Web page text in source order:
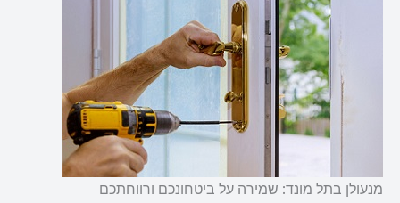
מנעולן בתל מונד: שמירה על ביטחונכם ורווחתכם